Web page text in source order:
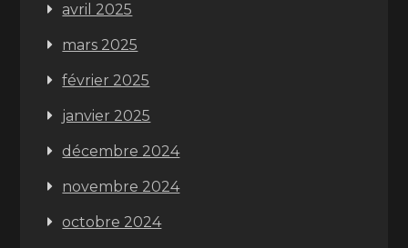
avril 2025
mars 2025
février 2025
janvier 2025
décembre 2024
novembre 2024
octobre 2024